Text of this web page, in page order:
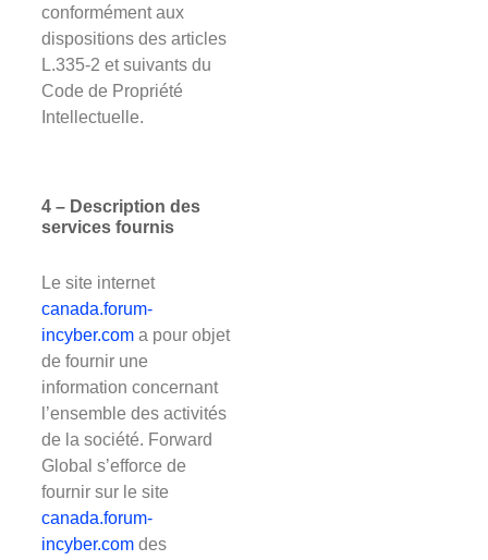
conformément aux
dispositions des articles
L.335-2 et suivants du
Code de Propriété
Intellectuelle.
4 – Description des
services fournis
Le site internet
canada.forum-
incyber.com a pour objet
de fournir une
information concernant
l’ensemble des activités
de la société. Forward
Global s’efforce de
fournir sur le site
canada.forum-
incyber.com des